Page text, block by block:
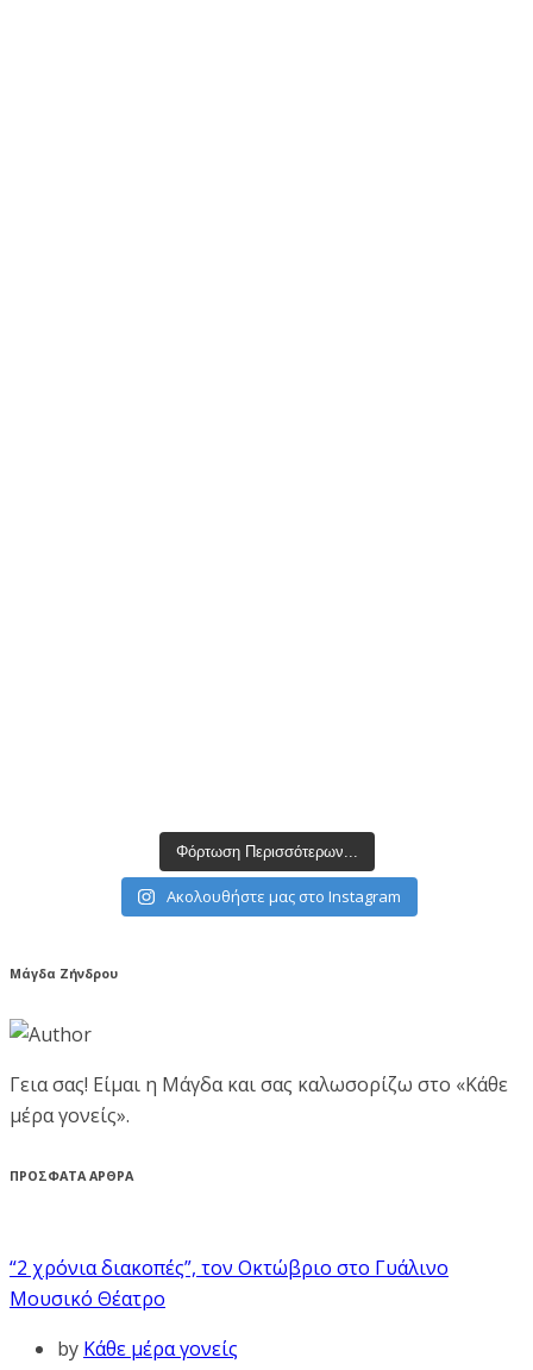
Φόρτωση Περισσότερων...
Ακολουθήστε μας στο Instagram
Μάγδα Ζήνδρου
Γεια σας! Είμαι η Μάγδα και σας καλωσορίζω στο «Κάθε
μέρα γονείς».
ΠΡΟΣΦΑΤΑ ΑΡΘΡΑ
“2 χρόνια διακοπές”, τον Οκτώβριο στο Γυάλινο
Μουσικό Θέατρο
by Κάθε μέρα γονείς